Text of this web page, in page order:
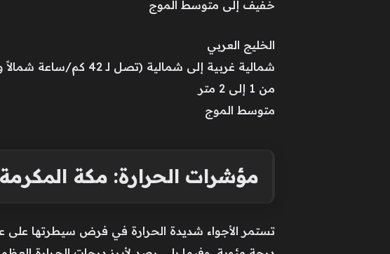
خفيف إلى متوسط الموج
الخليج العربي
شمالية غربية إلى شمالية (تصل لـ 42 كم/ساعة شمالاً ووسطاً) / جنوبية غربية إلى غربية (جنوباً)
من 1 إلى 2 متر
متوسط الموج
مؤشرات الحرارة: مكة